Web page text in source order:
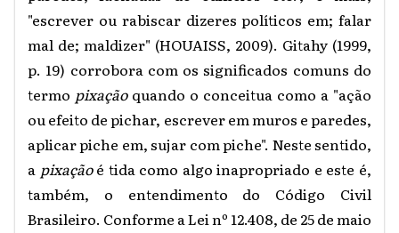
"escrever ou rabiscar dizeres políticos em; falar
mal de; maldizer" (HOUAISS, 2009). Gitahy (1999,
p. 19) corrobora com os significados comuns do
termo pixaçãoquando o conceitua como a "ação
ou efeito de pichar, escrever em muros e paredes,
aplicar piche em, sujar com piche". Neste sentido,
a pixaçãoé tida como algo inapropriado e este é,
também, o entendimento do Código Civil
Brasileiro. Conforme a Lei nº 12.408, de 25 de maio